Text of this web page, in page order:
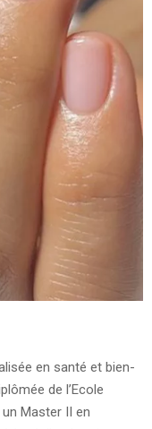
en santé et bien-
de l’Ecole
Master II en